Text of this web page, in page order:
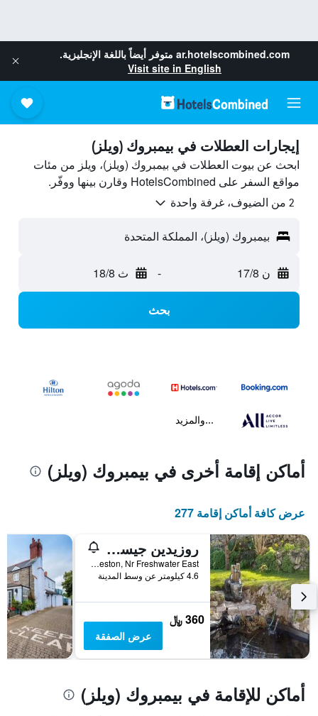
ar.hotelscombined.com متوفر أيضاً باللغة الإنجليزية.
Visit site in English
إيجارات العطلات في بيمبروك (ويلز)
ابحث عن بيوت العطلات في بيمبروك (ويلز)، ويلز من مئات
مواقع السفر على HotelsCombined وقارن بينها ووفّر.
2 من الضيوف، غرفة واحدة
بيمبروك (ويلز)، المملكة المتحدة
ن 17/8 - ث 18/8
بحث
...والمزيد
أماكن إقامة أخرى في بيمبروك (ويلز)
عرض كافة أماكن إقامة 277
روزيدين جيست هاوس
Hodgeston, Nr Freshwater East, بيمبروك (ويلز), المملكة المتحدة
4.6 كيلومتر عن وسط المدينة
360 ﷼
عرض الصفقة
أماكن للإقامة في بيمبروك (ويلز)